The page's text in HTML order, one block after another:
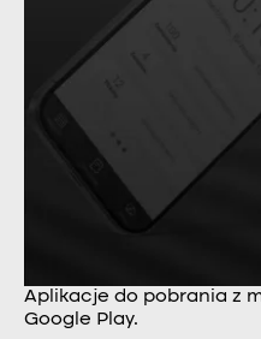
Aplikacje do pobrania z
Google Play.